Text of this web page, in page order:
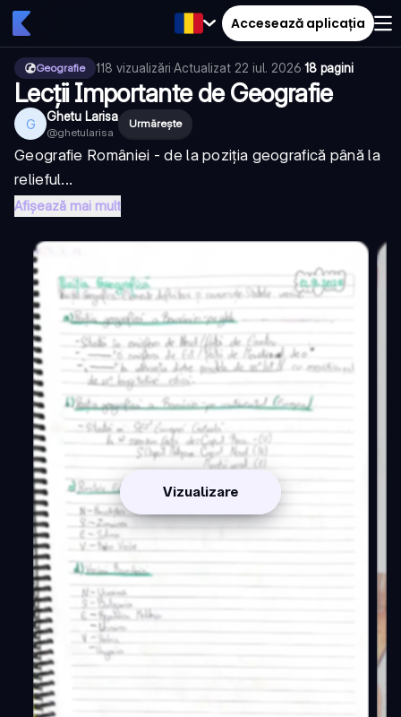
Accesează aplicația
Geografie 118 vizualizări·Actualizat 22 iul. 2026·18 pagini
Lecții Importante de Geografie
G Ghetu Larisa
@ghetularisa
Urmărește
Geografie României - de la poziția geografică până la
relieful...
Afișează mai mult
Vizualizare